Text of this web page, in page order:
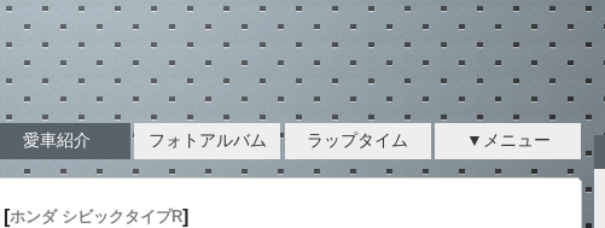
愛車紹介 フォトアルバム ラップタイム ▼メニュー
[ホンダ シビックタイプR]